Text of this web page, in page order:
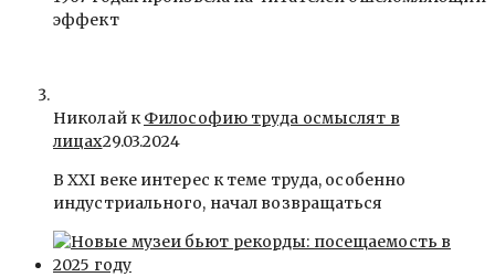
эффект
Николай кФилософию труда осмыслят в
лицах29.03.2024
В ХХI веке интерес к теме труда, особенно
индустриального, начал возвращаться